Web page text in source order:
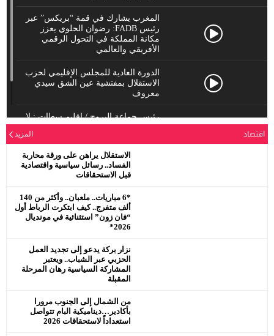
المغرب يشارك في قمة “بريكس” عبر
رئيس FADB: رضوان الحلوي يعزز
مكانة المملكة في التحول الرقمي
الأفريقي والعالمي
الدورة العادية للمجلس الإقليمي لحزب
الاستقلال بمفتشية عين الشق سيدي
معروف
رئيس جماعة البروج / اقليم سطات : لا
يحترم جلالة الملك محمد السادس
اقتصاد المزيد
الاستقلال يراهن على ورقة محاربة
الفساد.. رسائل سياسية واقتصادية
قبل الاستحقاقات
*6 مباريات.. ملعبان.. وأكثر من 140
ألف متفرج.. كيف ابتكرت الرباط أول
“فان زون” استثنائية في مونديال
2026*
نزار بركة يدعو إلى تجديد العمل
الحزبي عبر الشباب.. ويعتبر
المشاركة السياسية رهان المرحلة
المقبلة
من الشمال إلى الجنوب مرورا
بأكادير…ديناميكية البام تتواصل
استعداداً لاستحقاقات 2026